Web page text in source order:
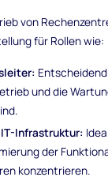
von
für Rollen wie:
und die
Infrastruktur:
der
konzentrieren.